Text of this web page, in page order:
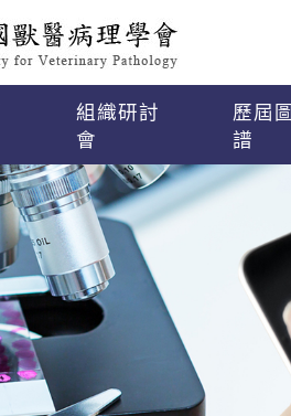
組織研討
會
歷屆圖
譜